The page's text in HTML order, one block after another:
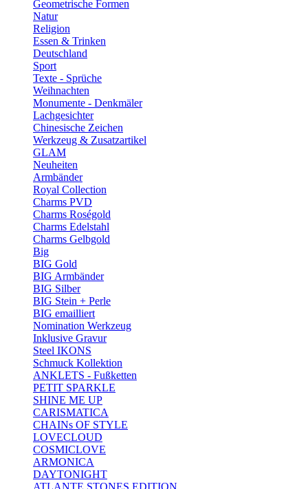
Geometrische Formen
Natur
Religion
Essen & Trinken
Deutschland
Sport
Texte - Sprüche
Weihnachten
Monumente - Denkmäler
Lachgesichter
Chinesische Zeichen
Werkzeug & Zusatzartikel
GLAM
Neuheiten
Armbänder
Royal Collection
Charms PVD
Charms Roségold
Charms Edelstahl
Charms Gelbgold
Big
BIG Gold
BIG Armbänder
BIG Silber
BIG Stein + Perle
BIG emailliert
Nomination Werkzeug
Inklusive Gravur
Steel IKONS
Schmuck Kollektion
ANKLETS - Fußketten
PETIT SPARKLE
SHINE ME UP
CARISMATICA
CHAINs OF STYLE
LOVECLOUD
COSMICLOVE
ARMONICA
DAYTONIGHT